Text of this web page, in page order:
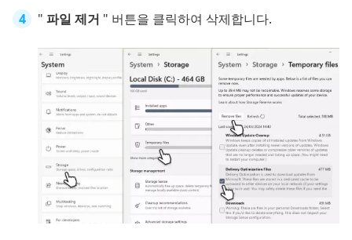
" 파일 제거 " 버튼을 클릭하여 삭제합니다.